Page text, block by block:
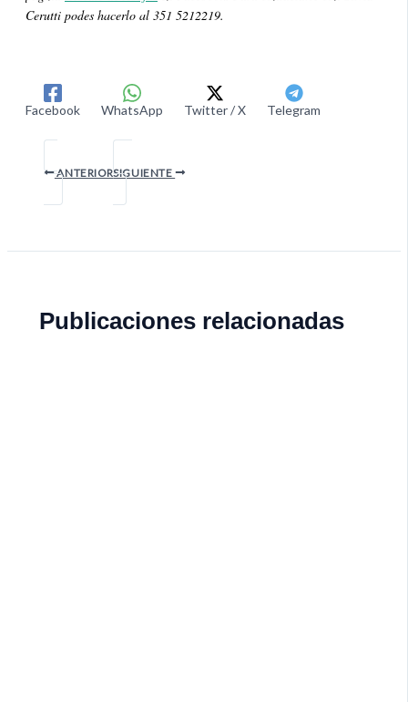
Cerutti podes hacerlo al 351 5212219.
Facebook WhatsApp Twitter / X Telegram
ANTERIORSIGUIENTE
Publicaciones relacionadas